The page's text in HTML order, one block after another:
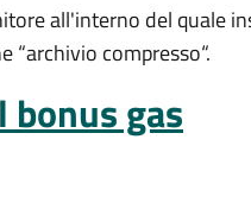
all'interno del quale
“archivio compresso“.
bonus gas